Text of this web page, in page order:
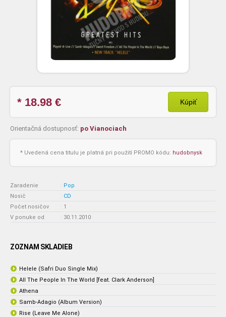
* 18.98 € Kúpiť
Orientačná dostupnosť: po Vianociach
* Uvedená cena titulu je platná pri použití PROMO kódu: hudobnysk
Zaradenie : Pop
Nosič
: CD
Počet nosičov
: 1
V ponuke od
: 30.11.2010
ZOZNAM SKLADIEB
Helele (Safri Duo Single Mix)
All The People In The World [feat. Clark Anderson]
Athena
Samb-Adagio (Album Version)
Rise (Leave Me Alone)